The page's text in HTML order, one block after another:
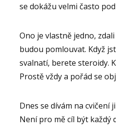
se dokážu velmi často
Ono je vlastně jedno,
budou pomlouvat. Když
svalnatí, berete steroidy.
Prostě vždy a pořád se
Dnes se dívám na cvičení
Není pro mě cíl být každý